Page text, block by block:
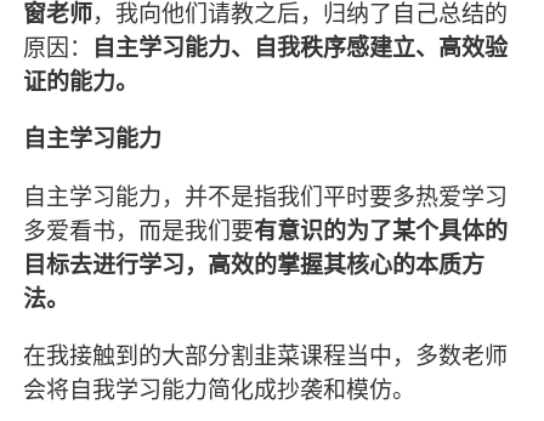
窗老师，我向他们请教之后，归纳了自己总结的
原因：
自主学习能力、自我秩序感建立、高效验
证的能力。
自主学习能力
自主学习能力，并不是指我们平时要多热爱学习
多爱看书，而是我们要有意识的为了某个具体的
目标去进行学习，高效的掌握其核心的本质方
法。
在我接触到的大部分割韭菜课程当中，多数老师
会将自我学习能力简化成抄袭和模仿。